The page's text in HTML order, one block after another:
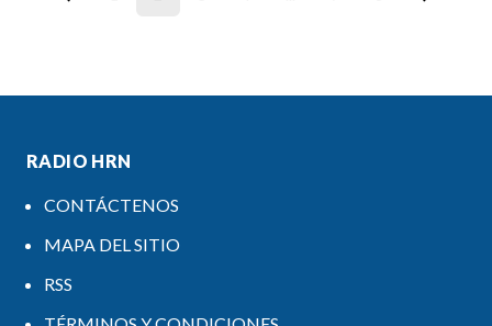
RADIO HRN
CONTÁCTENOS
MAPA DEL SITIO
RSS